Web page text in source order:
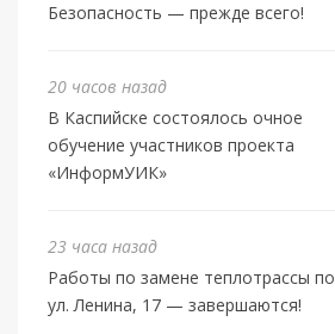
Безопасность — прежде всего!
20 часов назад
В Каспийске состоялось очное
обучение участников проекта
«ИнформУИК»
23 часа назад
Работы по замене теплотрассы по
ул. Ленина, 17 — завершаются!